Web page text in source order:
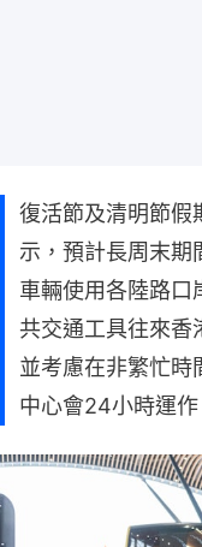
復活節及清明節假
示，預計長周末期
車輛使用各陸路口
共交通工具往來香
並考慮在非繁忙時
中心會24小時運作